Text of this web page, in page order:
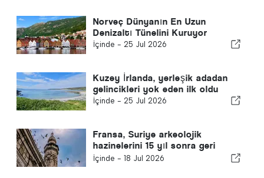
Norveç Dünyanın En Uzun
Denizaltı Tünelini Kuruyor
İçinde - 25 Jul 2026
Kuzey İrlanda, yerleşik adadan
gelincikleri yok eden ilk oldu
İçinde - 25 Jul 2026
Fransa, Suriye arkeolojik
hazinelerini 15 yıl sonra geri
gönderdi
İçinde - 18 Jul 2026